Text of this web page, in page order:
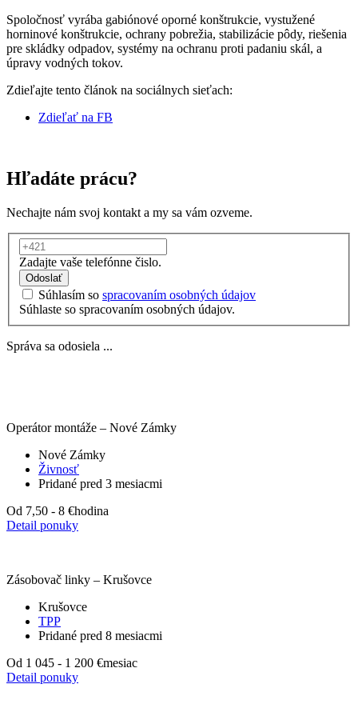
Spoločnosť vyrába gabiónové oporné konštrukcie, vystužené
horninové konštrukcie, ochrany pobrežia, stabilizácie pôdy, riešenia
pre skládky odpadov, systémy na ochranu proti padaniu skál, a
úpravy vodných tokov.
Zdieľajte tento článok na sociálnych sieťach:
Zdieľať na FB
Hľadáte prácu?
Nechajte nám svoj kontakt a my sa vám ozveme.
Zadajte vaše telefónne čislo.
Odoslať
Súhlasím so spracovaním osobných údajov
Súhlaste so spracovaním osobných údajov.
Správa sa odosiela ...
Operátor montáže – Nové Zámky
Nové Zámky
Živnosť
Pridané pred 3 mesiacmi
Od 7,50 - 8 €hodina
Detail ponuky
Zásobovač linky – Krušovce
Krušovce
TPP
Pridané pred 8 mesiacmi
Od 1 045 - 1 200 €mesiac
Detail ponuky